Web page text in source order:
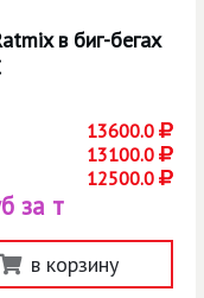
в биг-бегах
13600.0
13100.0
12500.0
за т
в корзину